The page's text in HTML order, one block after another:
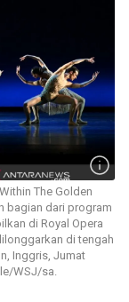
The Golden
bagian dari program
di Royal Opera
di tengah
Inggris, Jumat
WSJ/sa.